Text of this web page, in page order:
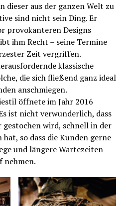
dieser aus der ganzen Welt zu
sind nicht sein Ding. Er
provokanteren Designs
ihm Recht – seine Termine
Zeit vergriffen.
klassische
die sich fließend ganz ideal
anschmiegen.
öffnete im Jahr 2016
ist nicht verwunderlich, dass
gestochen wird, schnell in der
so dass die Kunden gerne
und längere Wartezeiten
nehmen.